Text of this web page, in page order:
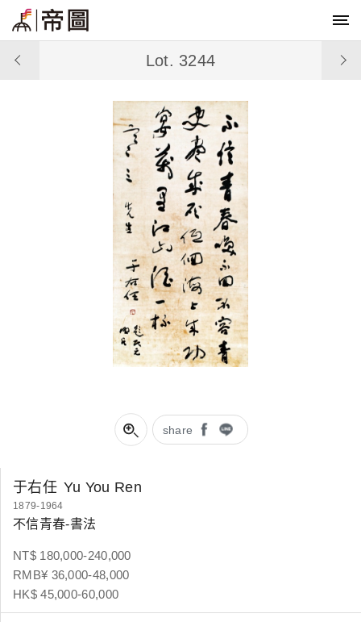
share
Lot. 3244
于右任 Yu You Ren
1879-1964
不信青春-書法
NT$ 180,000-240,000
RMB¥ 36,000-48,000
HK$ 45,000-60,000